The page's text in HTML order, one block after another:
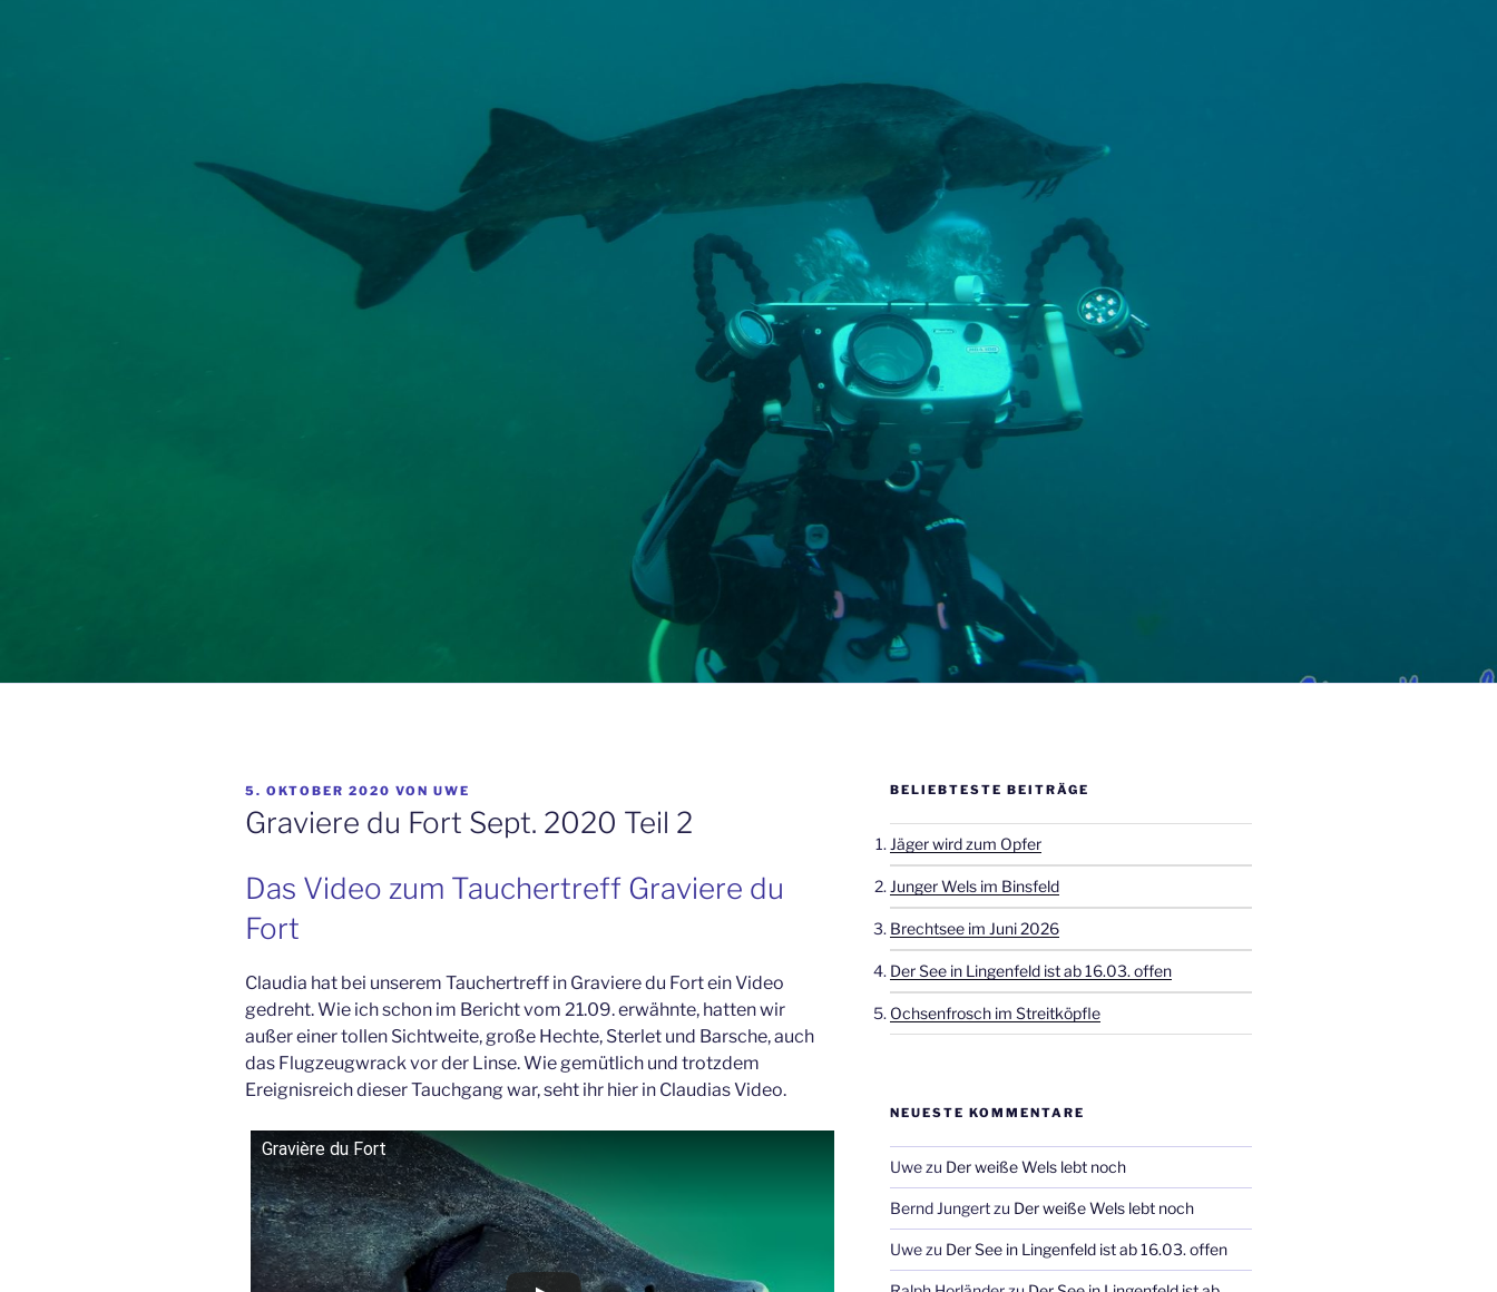
VERÖFFENTLICHT
AM
5. OKTOBER 2020 VON UWE
Graviere du Fort Sept. 2020 Teil 2
Das Video zum Tauchertreff Graviere du
Fort
Claudia hat bei unserem Tauchertreff in Graviere du Fort ein Video
gedreht. Wie ich schon im Bericht vom 21.09. erwähnte, hatten wir
außer einer tollen Sichtweite, große Hechte, Sterlet und Barsche, auch
das Flugzeugwrack vor der Linse. Wie gemütlich und trotzdem
Ereignisreich dieser Tauchgang war, seht ihr hier in Claudias Video.
Gravière du Fort
BELIEBTESTE BEITRÄGE
Jäger wird zum Opfer
Junger Wels im Binsfeld
Brechtsee im Juni 2026
Der See in Lingenfeld ist ab 16.03. offen
Ochsenfrosch im Streitköpfle
NEUESTE KOMMENTARE
Uwezu Der weiße Wels lebt noch
Bernd Jungertzu Der weiße Wels lebt noch
Uwezu Der See in Lingenfeld ist ab 16.03. offen